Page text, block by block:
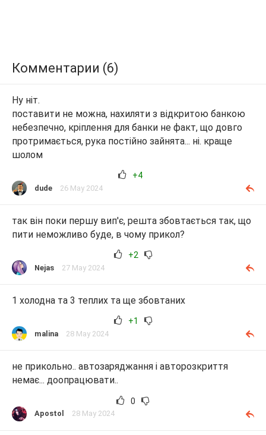
Комментарии (6)
Ну ніт.
поставити не можна, нахиляти з відкритою банкою
небезпечно, кріплення для банки не факт, що довго
протримається, рука постійно зайнята... ні. краще
шолом
+4
dude 26 May 2024
так він поки першу вип'є, решта збовтається так, що
пити неможливо буде, в чому прикол?
+2
Nejas 27 May 2024
1 холодна та 3 теплих та ще збовтаних
+1
malina 28 May 2024
не прикольно.. автозаряджання і авторозкриття
немає... доопрацювати..
0
Apostol 28 May 2024